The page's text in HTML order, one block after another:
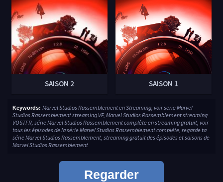
SAISON 2 SAISON 1
Keywords: Marvel Studios Rassemblement en Streaming, voir serie Marvel
Studios Rassemblement streaming VF, Marvel Studios Rassemblement streaming
VOSTFR, série Marvel Studios Rassemblement complète en streaming gratuit, voir
tous les épisodes de la série Marvel Studios Rassemblement complète, regarde ta
série Marvel Studios Rassemblement, streaming gratuit des épisodes et saisons de
Marvel Studios Rassemblement
Regarder